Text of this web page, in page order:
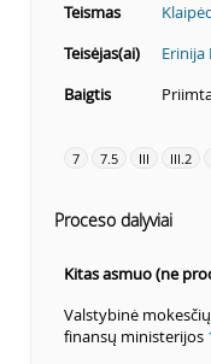
Teismas
Teisėjas(ai)
Erinija
Baigtis
7 7.5 III III.2
Proceso dalyviai
Kitas asmuo (ne
Valstybinė
finansų ministerijos